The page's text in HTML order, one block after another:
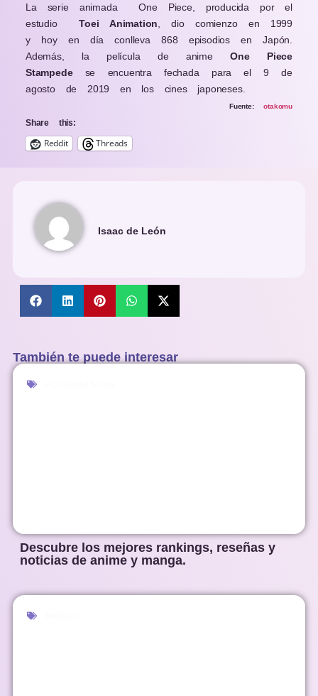
La serie animada One Piece, producida por el
estudioToei Animation , dio comienzo en 1999
y hoy en día conlleva 868 episodios en Japón.
Además, la película de animeOne Piece
Stampedese encuentra fechada para el 9 de
agosto de 2019 en los cines japoneses.
Fuente: otakomu
Share this:
Reddit Threads
Isaac de León
También te puede interesar
Descubre los mejores rankings, reseñas y
noticias de anime y manga.